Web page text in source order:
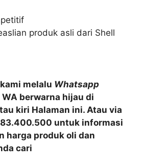
produk asli dari Shell
melalu Whatsapp
berwarna hijau di
kiri Halaman ini. Atau via
untuk informasi
harga produk oli dan
cari